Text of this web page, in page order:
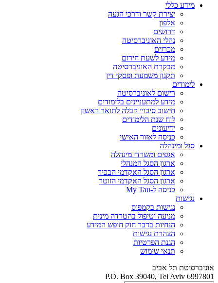
מידע כללי
יצירת קשר ודרכי הגעה
אלפון
דרושים
נהלי האוניברסיטה
מכרזים
מידע לשעת חירום
מבקרת האוניברסיטה
תקנון משמעת ופסקי דין
לימודים
רישום לאוניברסיטה
מידע למתעניינים בלימודים
חישוב סיכויי קבלה לתואר ראשון
לוח שנת הלימודים
ידיעונים
כניסה לאזור האישי
סגל ומינהלה
אגפים ומשרדי מינהלה
ארגון הסגל המנהלי
ארגון הסגל האקדמי הבכיר
ארגון הסגל האקדמי הזוטר
כניסה ל-My Tau
נגישות
נגישות בקמפוס
מניעה וטיפול בהטרדה מינית
הנחיות בדבר חוק חופש המידע
הצהרת נגישות
הגנת הפרטיות
תנאי שימוש
אוניברסיטת תל אביב
P.O. Box 39040, Tel Aviv 6997801